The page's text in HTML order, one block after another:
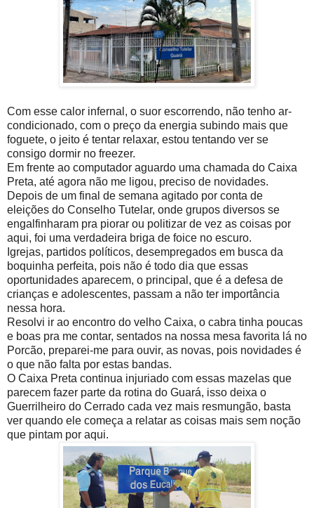
Com esse calor infernal, o suor escorrendo, não tenho ar-
condicionado, com o preço da energia subindo mais que
foguete, o jeito é tentar relaxar, estou tentando ver se
consigo dormir no freezer.
Em frente ao computador aguardo uma chamada do Caixa
Preta, até agora não me ligou, preciso de novidades.
Depois de um final de semana agitado por conta de
eleições do Conselho Tutelar, onde grupos diversos se
engalfinharam pra piorar ou politizar de vez as coisas por
aqui, foi uma verdadeira briga de foice no escuro.
Igrejas, partidos políticos, desempregados em busca da
boquinha perfeita, pois não é todo dia que essas
oportunidades aparecem, o principal, que é a defesa de
crianças e adolescentes, passam a não ter importância
nessa hora.
Resolvi ir ao encontro do velho Caixa, o cabra tinha poucas
e boas pra me contar, sentados na nossa mesa favorita lá no
Porcão, preparei-me para ouvir, as novas, pois novidades é
o que não falta por estas bandas.
O Caixa Preta continua injuriado com essas mazelas que
parecem fazer parte da rotina do Guará, isso deixa o
Guerrilheiro do Cerrado cada vez mais resmungão, basta
ver quando ele começa a relatar as coisas mais sem noção
que pintam por aqui.